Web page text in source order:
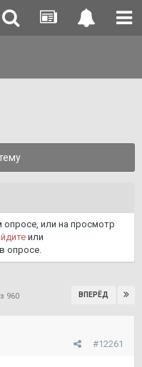
опросе, или на просмотр
или
опросе.
ВПЕРЁД
960
#12261